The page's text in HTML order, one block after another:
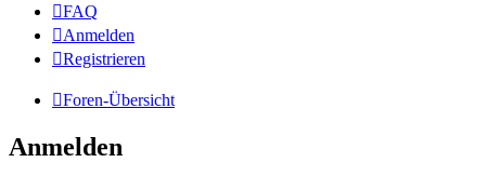
FAQ
Anmelden
Registrieren
Foren-Übersicht
Anmelden